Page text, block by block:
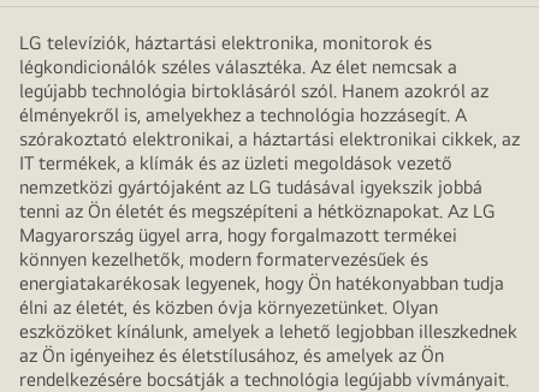
LG televíziók, háztartási elektronika, monitorok és
légkondicionálók széles választéka. Az élet nemcsak a
legújabb technológia birtoklásáról szól. Hanem azokról az
élményekről is, amelyekhez a technológia hozzásegít. A
szórakoztató elektronikai, a háztartási elektronikai cikkek, az
IT termékek, a klímák és az üzleti megoldások vezető
nemzetközi gyártójaként az LG tudásával igyekszik jobbá
tenni az Ön életét és megszépíteni a hétköznapokat. Az LG
Magyarország ügyel arra, hogy forgalmazott termékei
könnyen kezelhetők, modern formatervezésűek és
energiatakarékosak legyenek, hogy Ön hatékonyabban tudja
élni az életét, és közben óvja környezetünket. Olyan
eszközöket kínálunk, amelyek a lehető legjobban illeszkednek
az Ön igényeihez és életstílusához, és amelyek az Ön
rendelkezésére bocsátják a technológia legújabb vívmányait.